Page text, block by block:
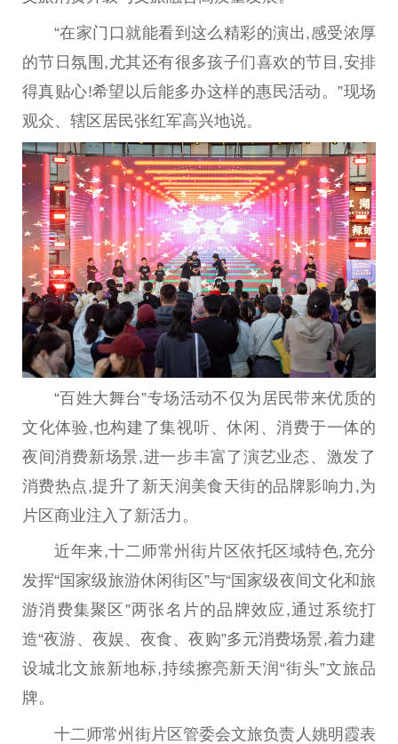
“在家门口就能看到这么精彩的演出,感受浓厚
的节日氛围,尤其还有很多孩子们喜欢的节目,安排
得真贴心!希望以后能多办这样的惠民活动。”现场
观众、辖区居民张红军高兴地说。
“百姓大舞台”专场活动不仅为居民带来优质的
文化体验,也构建了集视听、休闲、消费于一体的
夜间消费新场景,进一步丰富了演艺业态、激发了
消费热点,提升了新天润美食天街的品牌影响力,为
片区商业注入了新活力。
近年来,十二师常州街片区依托区域特色,充分
发挥“国家级旅游休闲街区”与“国家级夜间文化和旅
游消费集聚区”两张名片的品牌效应,通过系统打
造“夜游、夜娱、夜食、夜购”多元消费场景,着力建
设城北文旅新地标,持续擦亮新天润“街头”文旅品
牌。
十二师常州街片区管委会文旅负责人姚明霞表